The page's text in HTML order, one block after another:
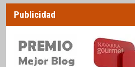
Publicidad